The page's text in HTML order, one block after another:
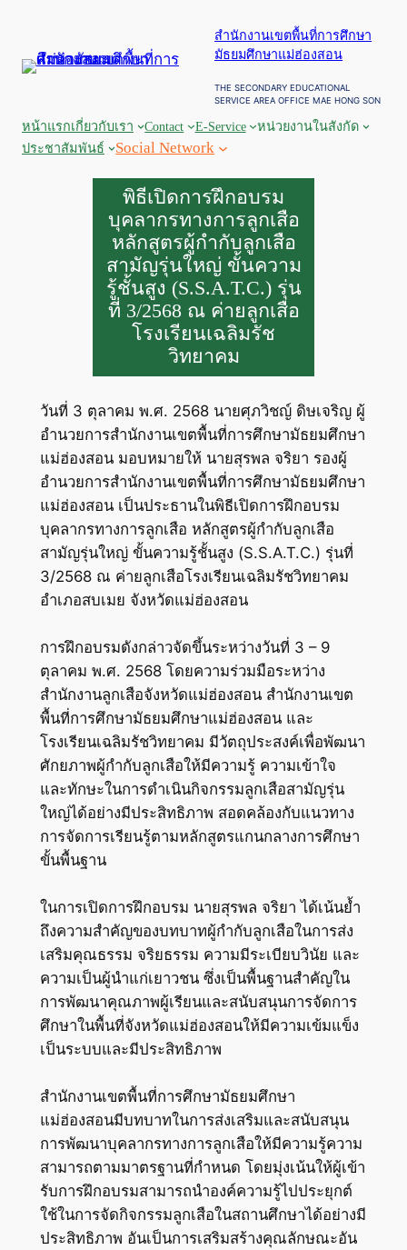
สำนักงานเขตพื้นที่การศึกษา
มัธยมศึกษาแม่ฮ่องสอน
THE SECONDARY EDUCATIONAL
SERVICE AREA OFFICE MAE HONG SON
หน้าแรกเกี่ยวกับเรา Contact E-Service
หน่วยงานในสังกัด
ประชาสัมพันธ์
Social Network
พิธีเปิดการฝึกอบรม
บุคลากรทางการลูกเสือ
หลักสูตรผู้กำกับลูกเสือ
สามัญรุ่นใหญ่ ขั้นความ
รู้ชั้นสูง (S.S.A.T.C.) รุ่น
ที่ 3/2568 ณ ค่ายลูกเสือ
โรงเรียนเฉลิมรัช
วิทยาคม
วันที่ 3 ตุลาคม พ.ศ. 2568 นายศุภวิชญ์ ดิษเจริญ ผู้
อำนวยการสำนักงานเขตพื้นที่การศึกษามัธยมศึกษา
แม่ฮ่องสอน มอบหมายให้ นายสุรพล จริยา รองผู้
อำนวยการสำนักงานเขตพื้นที่การศึกษามัธยมศึกษา
แม่ฮ่องสอน เป็นประธานในพิธีเปิดการฝึกอบรม
บุคลากรทางการลูกเสือ หลักสูตรผู้กำกับลูกเสือ
สามัญรุ่นใหญ่ ขั้นความรู้ชั้นสูง (S.S.A.T.C.) รุ่นที่
3/2568 ณ ค่ายลูกเสือโรงเรียนเฉลิมรัชวิทยาคม
อำเภอสบเมย จังหวัดแม่ฮ่องสอน
การฝึกอบรมดังกล่าวจัดขึ้นระหว่างวันที่ 3 – 9
ตุลาคม พ.ศ. 2568 โดยความร่วมมือระหว่าง
สำนักงานลูกเสือจังหวัดแม่ฮ่องสอน สำนักงานเขต
พื้นที่การศึกษามัธยมศึกษาแม่ฮ่องสอน และ
โรงเรียนเฉลิมรัชวิทยาคม มีวัตถุประสงค์เพื่อพัฒนา
ศักยภาพผู้กำกับลูกเสือให้มีความรู้ ความเข้าใจ
และทักษะในการดำเนินกิจกรรมลูกเสือสามัญรุ่น
ใหญ่ได้อย่างมีประสิทธิภาพ สอดคล้องกับแนวทาง
การจัดการเรียนรู้ตามหลักสูตรแกนกลางการศึกษา
ขั้นพื้นฐาน
ในการเปิดการฝึกอบรม นายสุรพล จริยา ได้เน้นย้ำ
ถึงความสำคัญของบทบาทผู้กำกับลูกเสือในการส่ง
เสริมคุณธรรม จริยธรรม ความมีระเบียบวินัย และ
ความเป็นผู้นำแก่เยาวชน ซึ่งเป็นพื้นฐานสำคัญใน
การพัฒนาคุณภาพผู้เรียนและสนับสนุนการจัดการ
ศึกษาในพื้นที่จังหวัดแม่ฮ่องสอนให้มีความเข้มแข็ง
เป็นระบบและมีประสิทธิภาพ
สำนักงานเขตพื้นที่การศึกษามัธยมศึกษา
แม่ฮ่องสอนมีบทบาทในการส่งเสริมและสนับสนุน
การพัฒนาบุคลากรทางการลูกเสือให้มีความรู้ความ
สามารถตามมาตรฐานที่กำหนด โดยมุ่งเน้นให้ผู้เข้า
รับการฝึกอบรมสามารถนำองค์ความรู้ไปประยุกต์
ใช้ในการจัดกิจกรรมลูกเสือในสถานศึกษาได้อย่างมี
ประสิทธิภาพ อันเป็นการเสริมสร้างคุณลักษณะอัน